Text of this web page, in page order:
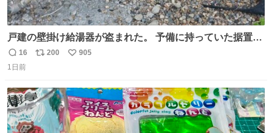
戸建の壁掛け給湯器が盗まれた。 予備に持っていた据置給
湯器があったのでガスやさんに設置してもらった。 工事費
9万円。 痛い出費。 防犯カメラ設置した。 物騒な時代にな
返
信
16
リ
ト
数
200
い
数
905
1日前